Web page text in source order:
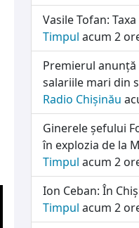
Vasile Tofan:
Timpul acum 2
Premierul
salariile mari din
Radio Chișinău
Ginerele șefului
în explozia de la
Timpul acum 2
Ion Ceban: În
Timpul acum 2